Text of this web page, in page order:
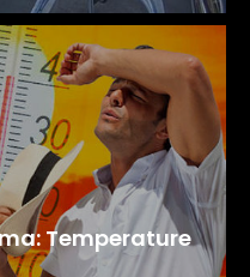
Temperature